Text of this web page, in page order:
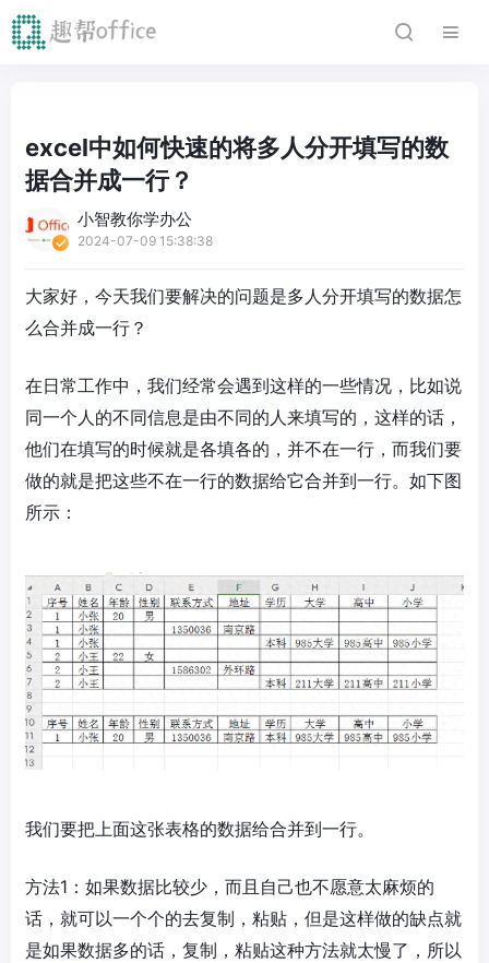
excel中如何快速的将多人分开填写的数
据合并成一行？
小智教你学办公
2024-07-09 15:38:38
大家好，今天我们要解决的问题是多人分开填写的数据怎
么合并成一行？
在日常工作中，我们经常会遇到这样的一些情况，比如说
同一个人的不同信息是由不同的人来填写的，这样的话，
他们在填写的时候就是各填各的，并不在一行，而我们要
做的就是把这些不在一行的数据给它合并到一行。如下图
所示：
我们要把上面这张表格的数据给合并到一行。
方法1：如果数据比较少，而且自己也不愿意太麻烦的
话，就可以一个个的去复制，粘贴，但是这样做的缺点就
是如果数据多的话，复制，粘贴这种方法就太慢了，所以